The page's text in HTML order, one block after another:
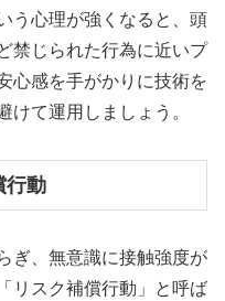
う心理が強くなると、頭
禁じられた行為に近いプ
心感を手がかりに技術を
けて運用しましょう。
行動
ぎ、無意識に接触強度が
リスク補償行動」と呼ば